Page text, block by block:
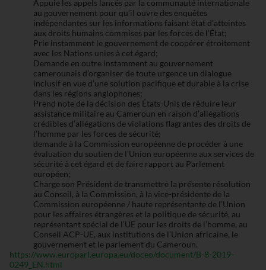
Appuie les appels lancés par la communauté internationale
au gouvernement pour qu’il ouvre des enquêtes
indépendantes sur les informations faisant état d’atteintes
aux droits humains commises par les forces de l’État;
Prie instamment le gouvernement de coopérer étroitement
avec les Nations unies à cet égard;
Demande en outre instamment au gouvernement
camerounais d’organiser de toute urgence un dialogue
inclusif en vue d’une solution pacifique et durable à la crise
dans les régions anglophones;
Prend note de la décision des États-Unis de réduire leur
assistance militaire au Cameroun en raison d’allégations
crédibles d’allégations de violations flagrantes des droits de
l’homme par les forces de sécurité;
demande à la Commission européenne de procéder à une
évaluation du soutien de l’Union européenne aux services de
sécurité à cet égard et de faire rapport au Parlement
européen;
Charge son Président de transmettre la présente résolution
au Conseil, à la Commission, à la vice-présidente de la
Commission européenne / haute représentante de l’Union
pour les affaires étrangères et la politique de sécurité, au
représentant spécial de l’UE pour les droits de l’homme, au
Conseil ACP-UE, aux institutions de l’Union africaine, le
gouvernement et le parlement du Cameroun.
https://www.europarl.europa.eu/doceo/document/B-8-2019-
0249_EN.html